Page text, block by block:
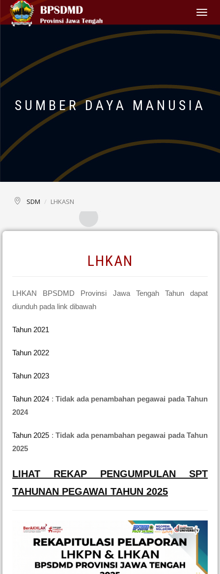
Toggle
SUMBER DAYA MANUSIA
SDM LHKASN
LHKAN
LHKAN BPSDMD Provinsi Jawa Tengah Tahun dapat
diunduh pada link dibawah
Tahun 2021
Tahun 2022
Tahun 2023
Tahun 2024 :Tidak ada penambahan pegawai pada Tahun
2024
Tahun 2025 :Tidak ada penambahan pegawai pada Tahun
2025
LIHAT REKAP PENGUMPULAN SPT
TAHUNAN PEGAWAI TAHUN 2025